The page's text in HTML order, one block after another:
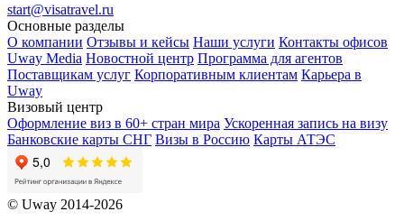
start@visatravel.ru
Основные разделы
О компании Отзывы и кейсы Наши услуги Контакты офисов
Uway Media Новостной центр Программа для агентов
Поставщикам услуг Корпоративным клиентам Карьера в
Uway
Визовый центр
Оформление виз в 60+ стран мира Ускоренная запись на визу
Банковские карты СНГ Визы в Россию Карты АТЭС
© Uway 2014-2026